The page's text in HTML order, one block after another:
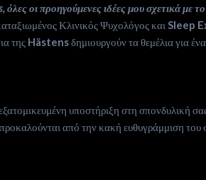
οι προηγούμενες ιδέες μου σχετικά με
Κλινικός Ψυχολόγος καιSleep
της Hästensδημιουργούν τα θεμέλια για
υποστήριξη στη σπονδυλική
από την κακή ευθυγράμμιση του